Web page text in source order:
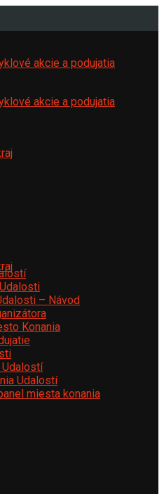
– Návod
Konania
Udalostí
miesta konania